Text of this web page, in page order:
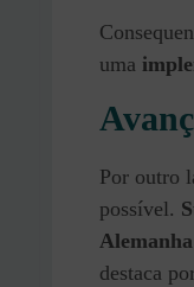
uma
Por outro
possível.
Alemanha
destaca